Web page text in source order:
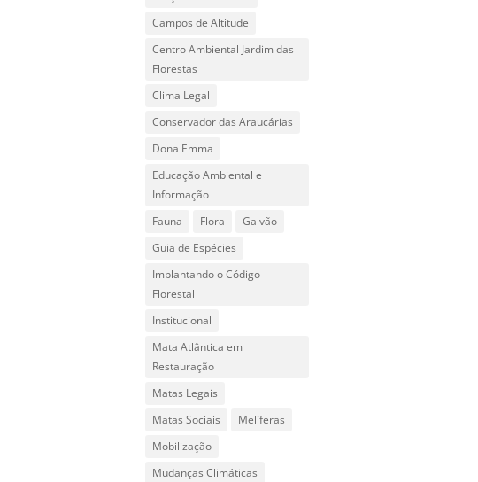
Campos de Altitude
Centro Ambiental Jardim das
Florestas
Clima Legal
Conservador das Araucárias
Dona Emma
Educação Ambiental e
Informação
Fauna
Flora
Galvão
Guia de Espécies
Implantando o Código
Florestal
Institucional
Mata Atlântica em
Restauração
Matas Legais
Matas Sociais
Melíferas
Mobilização
Mudanças Climáticas